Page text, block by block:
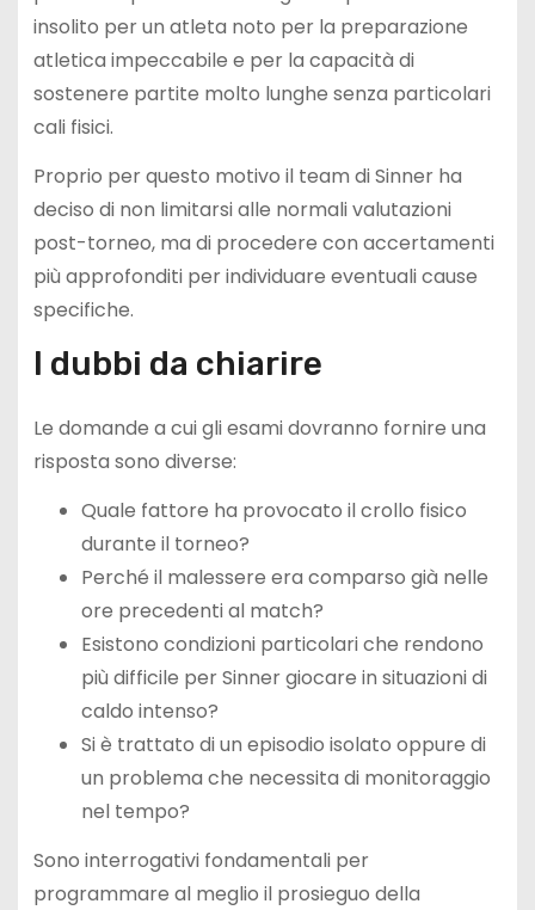
insolito per un atleta noto per la preparazione
atletica impeccabile e per la capacità di
sostenere partite molto lunghe senza particolari
cali fisici.
Proprio per questo motivo il team di Sinner ha
deciso di non limitarsi alle normali valutazioni
post-torneo, ma di procedere con accertamenti
più approfonditi per individuare eventuali cause
specifiche.
I dubbi da chiarire
Le domande a cui gli esami dovranno fornire una
risposta sono diverse:
Quale fattore ha provocato il crollo fisico
durante il torneo?
Perché il malessere era comparso già nelle
ore precedenti al match?
Esistono condizioni particolari che rendono
più difficile per Sinner giocare in situazioni di
caldo intenso?
Si è trattato di un episodio isolato oppure di
un problema che necessita di monitoraggio
nel tempo?
Sono interrogativi fondamentali per
programmare al meglio il prosieguo della